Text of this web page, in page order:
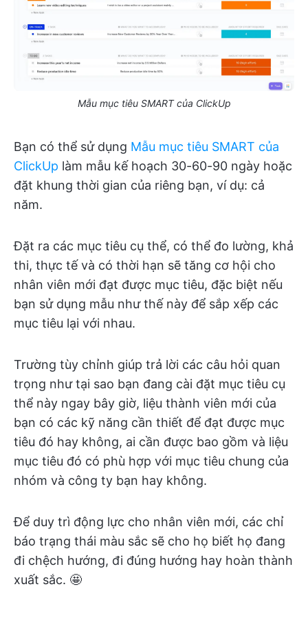
Mẫu mục tiêu SMART của ClickUp
Bạn có thể sử dụng Mẫu mục tiêu SMART của
ClickUp làm mẫu kế hoạch 30-60-90 ngày hoặc
đặt khung thời gian của riêng bạn, ví dụ: cả
năm.
Đặt ra các mục tiêu cụ thể, có thể đo lường, khả
thi, thực tế và có thời hạn sẽ tăng cơ hội cho
nhân viên mới đạt được mục tiêu, đặc biệt nếu
bạn sử dụng mẫu như thế này để sắp xếp các
mục tiêu lại với nhau.
Trường tùy chỉnh giúp trả lời các câu hỏi quan
trọng như tại sao bạn đang cài đặt mục tiêu cụ
thể này ngay bây giờ, liệu thành viên mới của
bạn có các kỹ năng cần thiết để đạt được mục
tiêu đó hay không, ai cần được bao gồm và liệu
mục tiêu đó có phù hợp với mục tiêu chung của
nhóm và công ty bạn hay không.
Để duy trì động lực cho nhân viên mới, các chỉ
báo trạng thái màu sắc sẽ cho họ biết họ đang
đi chệch hướng, đi đúng hướng hay hoàn thành
xuất sắc. 🤩